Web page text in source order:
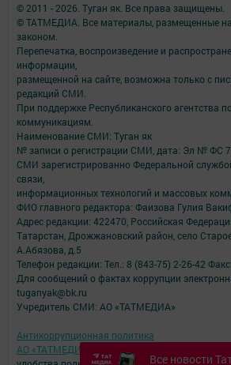
Все новости
© 2011 - 2026. Туган як. Все права защищены.
© ТАТМЕДИА. Все материалы, размещенные
законом.
Перепечатка, воспроизведение и
информации,
размещенной на сайте, возможна только с
редакций СМИ.
При поддержке Республиканского агентства
коммуникациям.
Наименование СМИ: Туган як
№ записи о регистрации СМИ, дата: Эл № ФС
СМИ зарегистрированно Федеральной
связи,
информационных технологий и массовых
ФИО главного редактора: Фаизова Гулия
Адрес редакции: 422470, Российская
Татарстан, Дрожжановский район, село
А.Абязова, д.5
Телефон редакции: Тел.: 8 (843-75) 2-26-42
Для сообщений о фактах коррупции
tuganyak@bk.ru
Учредитель СМИ: АО «ТАТМЕДИА»
Антикоррупционная политика
АО «ТАТМЕДИА» использует «cookie»
для